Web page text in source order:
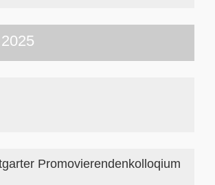
Promovierendenkolloqium